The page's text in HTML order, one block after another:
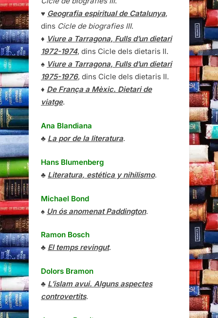
♥ Geografia espiritual de Catalunya,
dins Cicle de biografies III.
♦ Viure a Tarragona, Fulls d’un dietari
1972-1974, dins Cicle dels dietaris II.
♠ Viure a Tarragona, Fulls d’un dietari
1975-1976, dins Cicle dels dietaris II.
♦ De França a Mèxic. Dietari de
viatge.
Ana Blandiana
♣ La por de la literatura.
Hans Blumenberg
♣ Literatura, estética y nihilismo.
Michael Bond
♠ Un ós anomenat Paddington.
Ramon Bosch
♣ El temps revingut.
Dolors Bramon
♣ L’islam avui. Alguns aspectes
controvertits.